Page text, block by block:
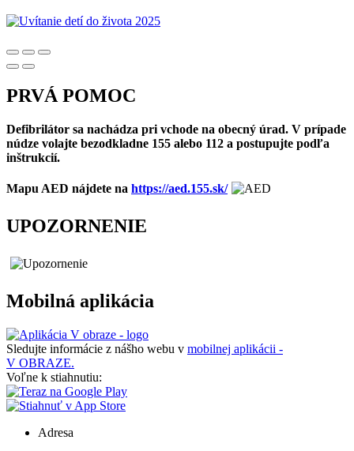
PRVÁ POMOC
Defibrilátor sa nachádza pri vchode na obecný úrad. V prípade
núdze volajte bezodkladne 155 alebo 112 a postupujte podľa
inštrukcií.
Mapu AED nájdete na https://aed.155.sk/
UPOZORNENIE
Mobilná aplikácia
Sledujte informácie z nášho webu v mobilnej aplikácii -
V OBRAZE.
Voľne k stiahnutiu:
Adresa